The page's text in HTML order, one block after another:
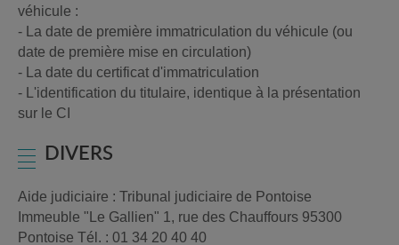
véhicule :
- La date de première immatriculation du véhicule (ou
date de première mise en circulation)
- La date du certificat d'immatriculation
- L'identification du titulaire, identique à la présentation
sur le CI
DIVERS
Aide judiciaire : Tribunal judiciaire de Pontoise
Immeuble "Le Gallien" 1, rue des Chauffours 95300
Pontoise Tél. : 01 34 20 40 40